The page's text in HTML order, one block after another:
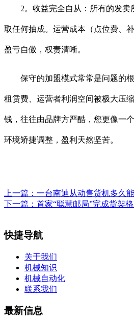
2。收益完全自从：所有的发卖
取任何抽成。运营成本（点位费、
盈亏自傲，权责清晰。
保守的加盟模式常常是问题的根
租赁费、运营者利润空间被极大压
钱，往往由品牌方严酷，您更像一
环境矫捷调整，盈利天然坚苦。
上一篇： 一台南迪从动售货机多久
下一篇： 首家“聪慧邮局”完成货架
快捷导航
关于我们
机械知识
机械自动化
联系我们
最新信息